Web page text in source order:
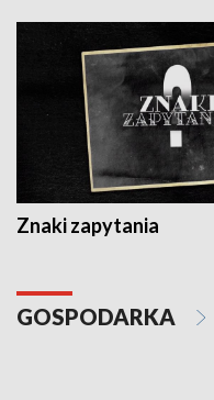
Znaki zapytania
GOSPODARKA